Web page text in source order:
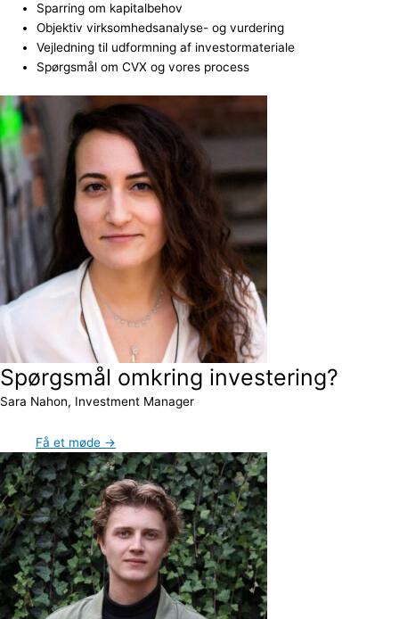
Sparring om kapitalbehov
Objektiv virksomhedsanalyse- og vurdering
Vejledning til udformning af investormateriale
Spørgsmål om CVX og vores process
Spørgsmål omkring investering?
Sara Nahon, Investment Manager
Få et møde →